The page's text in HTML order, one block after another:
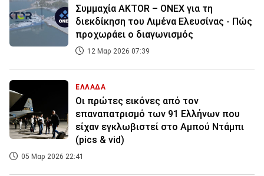
Συμμαχία AKTOR – ONEX για τη
διεκδίκηση του Λιμένα Ελευσίνας - Πώς
προχωράει ο διαγωνισμός
12 Μαρ 2026 07:39
ΕΛΛΑΔΑ
Οι πρώτες εικόνες από τον
επαναπατρισμό των 91 Ελλήνων που
είχαν εγκλωβιστεί στο Αμπού Ντάμπι
(pics & vid)
05 Μαρ 2026 22:41